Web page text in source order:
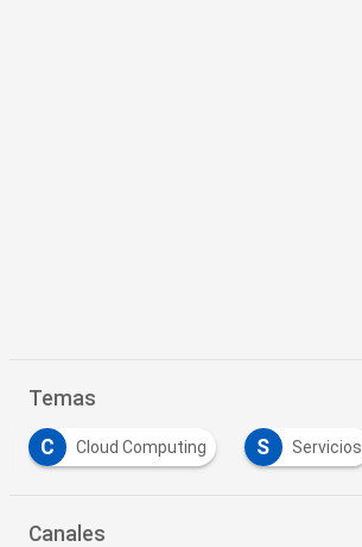
Temas
C Cloud Computing S Servicios
Canales